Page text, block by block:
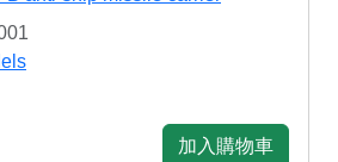
加入購物車